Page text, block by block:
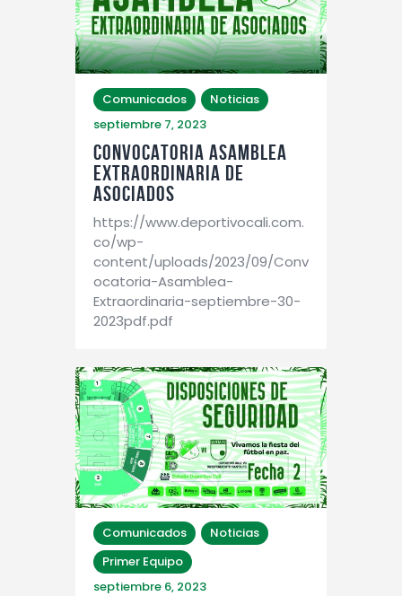
Comunicados
Noticias
septiembre 7, 2023
CONVOCATORIA ASAMBLEA
EXTRAORDINARIA DE
ASOCIADOS
https://www.deportivocali.com.
co/wp-
content/uploads/2023/09/Conv
ocatoria-Asamblea-
Extraordinaria-septiembre-30-
2023pdf.pdf
Comunicados
Noticias
Primer Equipo
septiembre 6, 2023